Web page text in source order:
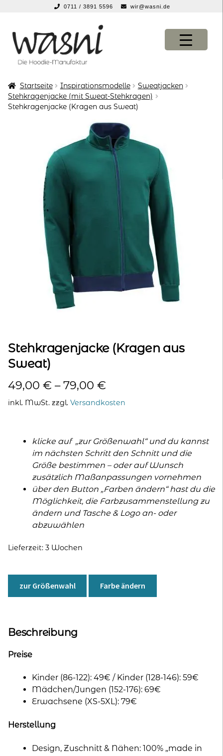
0711 / 3891 5596 wir@wasni.de
Navigation
springen
Inhalt
springen
KONFIGURATOR
KONFIGURATOR
Startseite Inspirationsmodelle
Sweatjacken
Stehkragenjacke (mit Sweat-Stehkragen)
Stehkragenjacke (Kragen aus Sweat)
Stehkragenjacke (Kragen aus
Sweat)
49,00 € –79,00 €
inkl. MwSt. zzgl. Versandkosten
klicke auf „zur Größenwahl“ und du kannst
im nächsten Schritt den Schnitt und die
Größe bestimmen – oder auf Wunsch
zusätzlich Maßanpassungen vornehmen
über den Button „Farben ändern“ hast du die
Möglichkeit, die Farbzusammenstellung zu
ändern und Tasche & Logo an- oder
abzuwählen
Lieferzeit: 3 Wochen
zur Größenwahl Farbe ändern
Beschreibung
Preise
Kinder (86-122): 49€ / Kinder (128-146): 59€
Mädchen/Jungen (152-176): 69€
Erwachsene (XS-5XL): 79€
Herstellung
Design, Zuschnitt & Nähen: 100% „made in